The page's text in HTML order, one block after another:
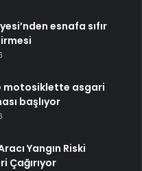
esnafa sıfır
motosiklette asgari
başlıyor
Yangın Riski
Çağırıyor